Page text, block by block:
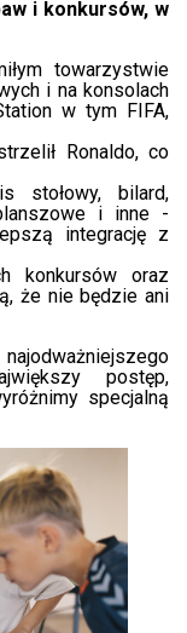
i konkursów, w
towarzystwie
i na konsolach
w tym FIFA,
Ronaldo, co
stołowy, bilard,
i inne -
integrację z
konkursów oraz
że nie będzie ani
postęp,
specjalną